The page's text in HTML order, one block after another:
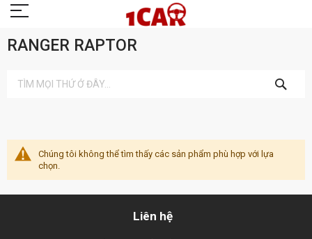
RANGER RAPTOR
KIẾM
Chúng tôi không thể tìm thấy các sản phẩm phù hợp với lựa
chọn.
Liên hệ